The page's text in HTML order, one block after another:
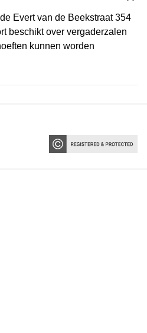
Evert van de Beekstraat 354
beschikt over vergaderzalen
kunnen worden